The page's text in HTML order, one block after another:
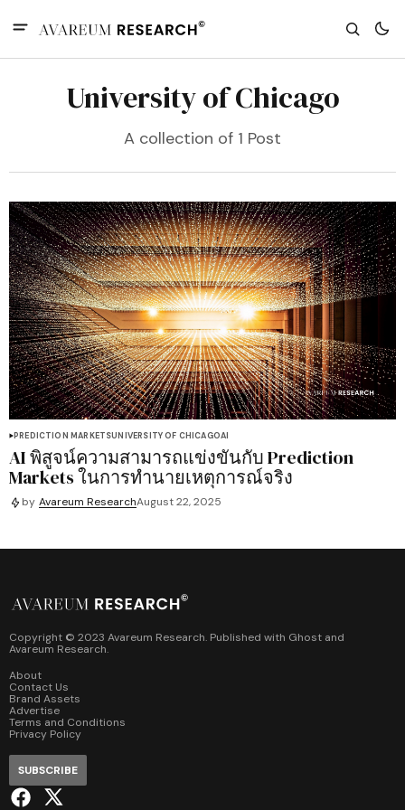
University of Chicago
A collection of 1 Post
PREDICTION MARKETSUNIVERSITY OF CHICAGOAI
AI พิสูจน์ความสามารถแข่งขันกับ Prediction
Markets ในการทำนายเหตุการณ์จริง
by Avareum ResearchAugust 22, 2025
Copyright © 2023 Avareum Research. Published with Ghost and
Avareum Research.
About
Contact Us
Brand Assets
Advertise
Terms and Conditions
Privacy Policy
SUBSCRIBE